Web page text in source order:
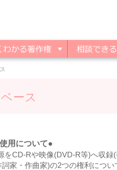
ース
用について●
をCD-Rや映像(DVD-R等)へ収録
家・作曲家)の2つの権利につい